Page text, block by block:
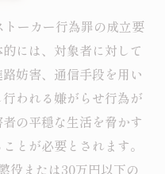
ーカー行為罪の成立要
には、対象者に対して
妨害、通信手段を用い
われる嫌がらせ行為が
の平穏な生活を脅かす
とが必要とされます。
役または30万円以下の